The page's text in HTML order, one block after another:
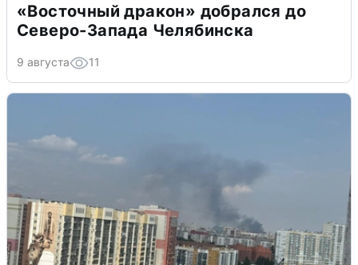
«Восточный дракон» добрался до
Северо-Запада Челябинска
9 августа 11